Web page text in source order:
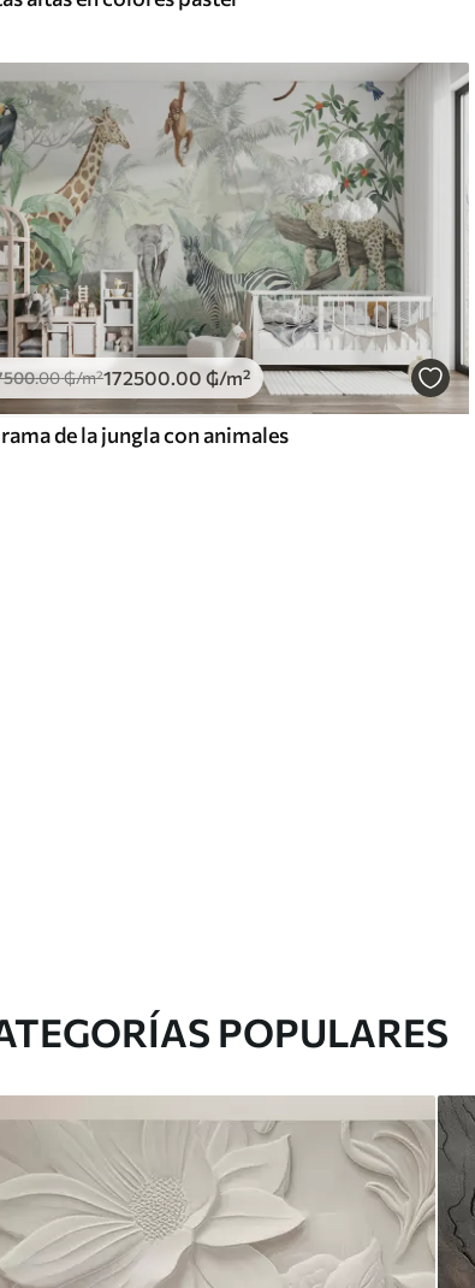
.00₲/m²172500 .00 ₲/m²
de la jungla con animales
POPULARES